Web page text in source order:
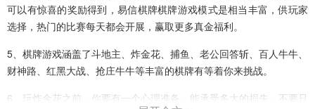
可以有惊喜的奖励得到，易信棋牌棋牌游戏模式是相当丰富，供玩家
选择，热门的比赛每天都会开展，赢取更多真金福利。
5、棋牌游戏涵盖了斗地主、炸金花、捕鱼、老公回答斩、百人牛牛、
财神路、红黑大战、抢庄牛牛等丰富的棋牌有等着你来挑战。
6、玩炸金花之前，你要有一个心理准备，能承受多大的损失，不要只